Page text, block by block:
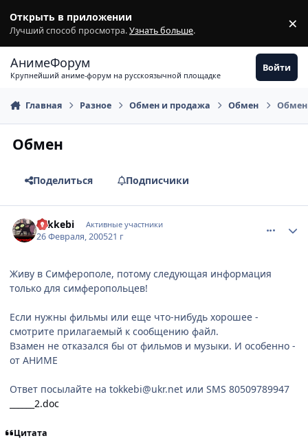
Открыть в приложении
Лучший способ просмотра.Узнать больше. ×
АнимеФорум
Крупнейший аниме-форум на русскоязычной площадке
Войти
Главная Разное Обмен и продажа Обмен Обмен
Обмен
Поделиться Подписчики
Tokkebi Активные участники
26 Февраля, 200521 г
Живу в Симферополе, потому следующая информация
только для симферопольцев!
Если нужны фильмы или еще что-нибудь хорошее -
смотрите прилагаемый к сообщению файл.
Взамен не отказался бы от фильмов и музыки. И особенно -
от АНИМЕ
Ответ посылайте на tokkebi@ukr.net или SMS 80509789947
______2.doc
Цитата